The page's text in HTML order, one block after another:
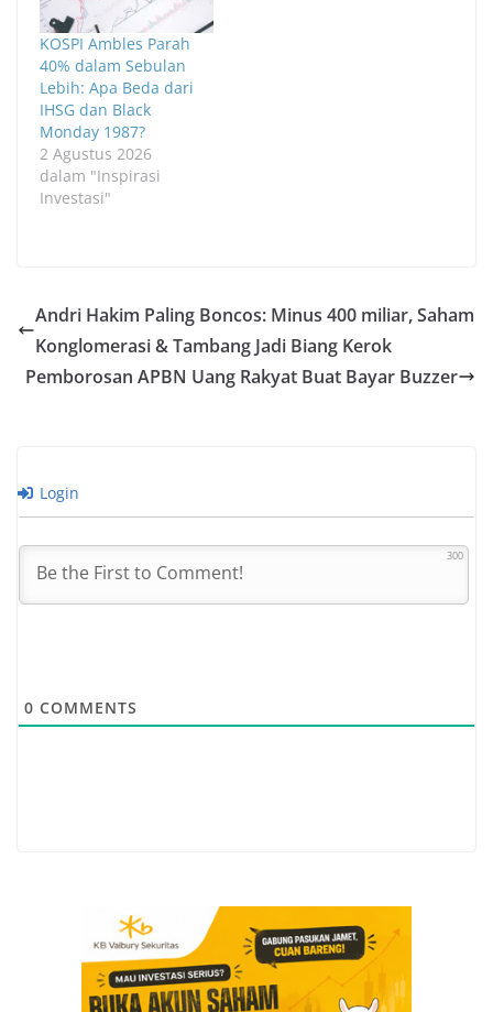
KOSPI Ambles Parah
40% dalam Sebulan
Lebih: Apa Beda dari
IHSG dan Black
Monday 1987?
2 Agustus 2026
dalam "Inspirasi
Investasi"
Andri Hakim Paling Boncos: Minus 400 miliar, Saham
Konglomerasi & Tambang Jadi Biang Kerok
Pemborosan APBN Uang Rakyat Buat Bayar Buzzer
Login
300
0 COMMENTS